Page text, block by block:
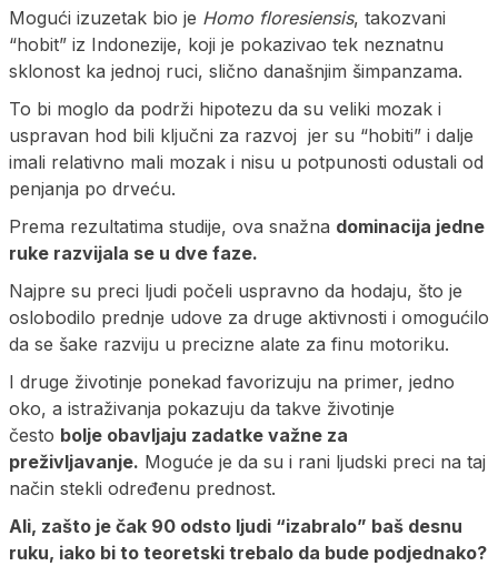
Mogući izuzetak bio je Homo floresiensis, takozvani
“hobit” iz Indonezije, koji je pokazivao tek neznatnu
sklonost ka jednoj ruci, slično današnjim šimpanzama.
To bi moglo da podrži hipotezu da su veliki mozak i
uspravan hod bili ključni za razvoj jer su “hobiti” i dalje
imali relativno mali mozak i nisu u potpunosti odustali od
penjanja po drveću.
Prema rezultatima studije, ova snažna dominacija jedne
ruke razvijala se u dve faze.
Najpre su preci ljudi počeli uspravno da hodaju, što je
oslobodilo prednje udove za druge aktivnosti i omogućilo
da se šake razviju u precizne alate za finu motoriku.
I druge životinje ponekad favorizuju na primer, jedno
oko, a istraživanja pokazuju da takve životinje
često bolje obavljaju zadatke važne za
preživljavanje. Moguće je da su i rani ljudski preci na taj
način stekli određenu prednost.
Ali, zašto je čak 90 odsto ljudi “izabralo” baš desnu
ruku, iako bi to teoretski trebalo da bude podjednako?